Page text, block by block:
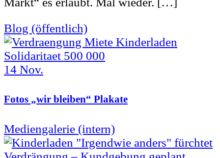
Blog (öffentlich)
14 Nov.
Fotos „wir bleiben“ Plakate
Mediengalerie (intern)